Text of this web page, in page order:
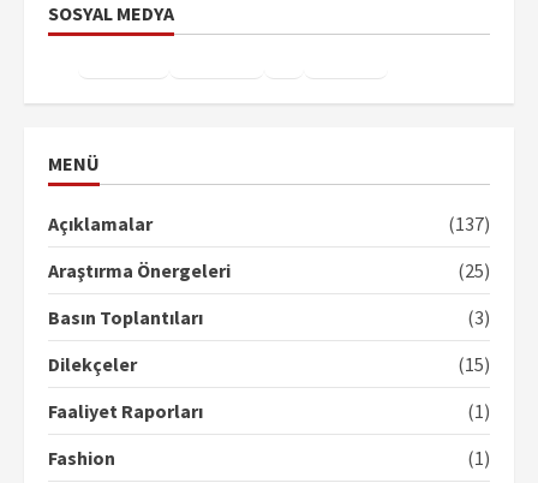
SOSYAL MEDYA
MENÜ
Açıklamalar
(137)
Araştırma Önergeleri
(25)
Basın Toplantıları
(3)
Dilekçeler
(15)
Faaliyet Raporları
(1)
Fashion
(1)